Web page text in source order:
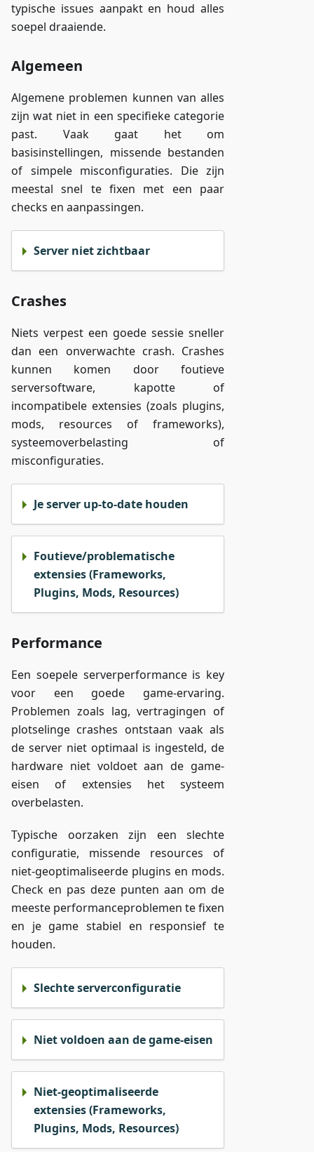
typische issues aanpakt en houd alles
soepel draaiende.
Algemeen
Algemene problemen kunnen van alles
zijn wat niet in een specifieke categorie
past. Vaak gaat het om
basisinstellingen, missende bestanden
of simpele misconfiguraties. Die zijn
meestal snel te fixen met een paar
checks en aanpassingen.
Server niet zichtbaar
Crashes
Niets verpest een goede sessie sneller
dan een onverwachte crash. Crashes
kunnen komen door foutieve
serversoftware, kapotte of
incompatibele extensies (zoals plugins,
mods, resources of frameworks),
systeemoverbelasting of
misconfiguraties.
Je server up-to-date houden
Foutieve/problematische
extensies (Frameworks,
Plugins, Mods, Resources)
Performance
Een soepele serverperformance is key
voor een goede game-ervaring.
Problemen zoals lag, vertragingen of
plotselinge crashes ontstaan vaak als
de server niet optimaal is ingesteld, de
hardware niet voldoet aan de game-
eisen of extensies het systeem
overbelasten.
Typische oorzaken zijn een slechte
configuratie, missende resources of
niet-geoptimaliseerde plugins en mods.
Check en pas deze punten aan om de
meeste performanceproblemen te fixen
en je game stabiel en responsief te
houden.
Slechte serverconfiguratie
Niet voldoen aan de game-eisen
Niet-geoptimaliseerde
extensies (Frameworks,
Plugins, Mods, Resources)